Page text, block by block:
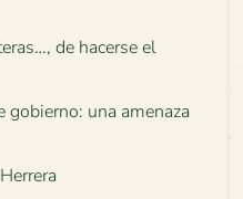
de hacerse el
una amenaza